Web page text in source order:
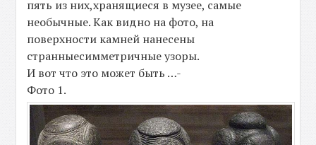
пять из них,хранящиеся в музее, самые
необычные. Как видно на фото, на
поверхности камней нанесены
странныесимметричные узоры.
И вот что это может быть …-
Фото 1.